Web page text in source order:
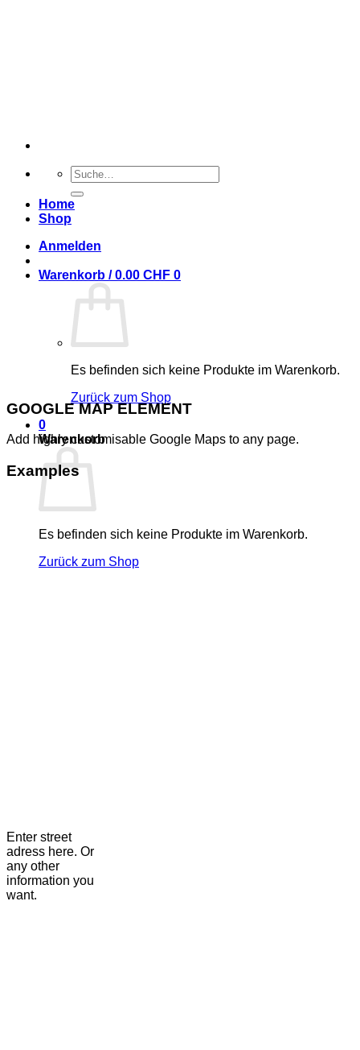
Suche
nach:
Home
Shop
Anmelden
Warenkorb /0.00 CHF 0
Es befinden sich keine Produkte im Warenkorb.
Zurück zum Shop
0
Warenkorb
Es befinden sich keine Produkte im Warenkorb.
Zurück zum Shop
GOOGLE MAP ELEMENT
Add highly customisable Google Maps to any page.
Examples
Enter street
adress here. Or
any other
information you
want.